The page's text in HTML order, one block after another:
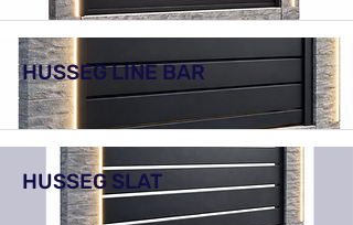
HUSSEG LINE BAR
HUSSEG SLAT